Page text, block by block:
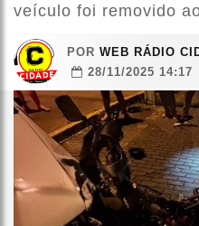
veículo foi removido
POR WEB RÁDIO
28/11/2025 14:17